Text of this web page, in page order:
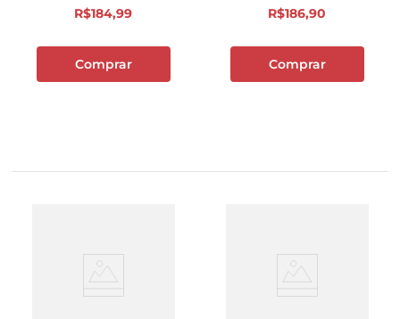
R$184,99
Comprar
R$186,90
Comprar